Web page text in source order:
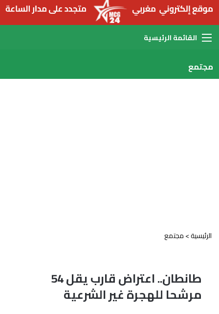
القائمة
مجتمع
الرئيسية>مجتمع
طانطان.. اعتراض قارب يقل 54
مرشحا للهجرة غير الشرعية